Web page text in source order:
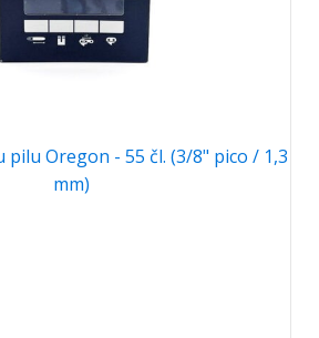
pilu Oregon - 55 čl. (3/8" pico / 1,3
mm)